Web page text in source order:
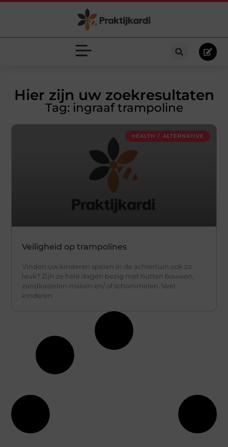
Hier zijn uw zoekresultaten
Tag: ingraaf trampoline
HEALTH / ALTERNATIVE
Veiligheid op trampolines
Vinden uw kinderen spelen in de achtertuin ook zo
leuk? Zijn ze hele dagen bezig met hutten bouwen,
zandkastelen maken en/ of schommelen. Veel
kinderen